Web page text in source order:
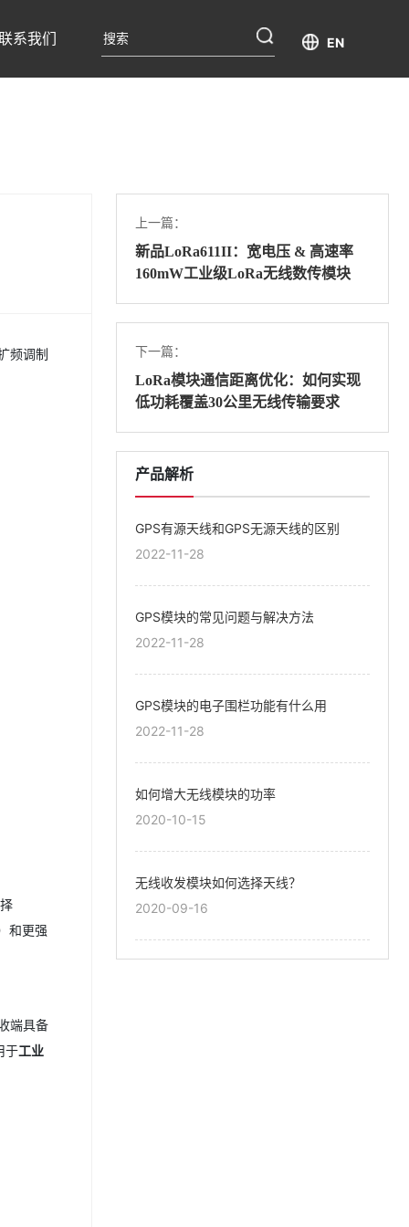
系我们 EN
频调制
和更强
端具备
于工业
上一篇：
新品LoRa611II：宽电压 & 高速率
160mW工业级LoRa无线数传模块
下一篇：
LoRa模块通信距离优化：如何实现
低功耗覆盖30公里无线传输要求
产品解析
GPS有源天线和GPS无源天线的区别
2022-11-28
GPS模块的常见问题与解决方法
2022-11-28
GPS模块的电子围栏功能有什么用
2022-11-28
如何增大无线模块的功率
2020-10-15
无线收发模块如何选择天线？
2020-09-16